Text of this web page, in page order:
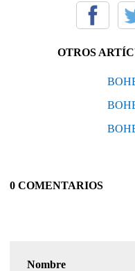
OTROS
0 COMENTARIOS
Nombre